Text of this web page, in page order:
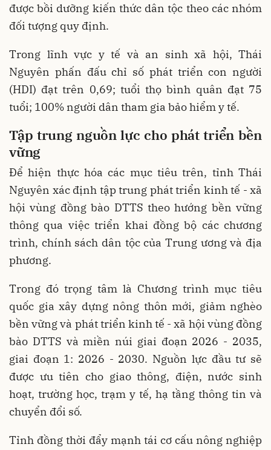
được bồi dưỡng kiến thức dân tộc theo các nhóm
đối tượng quy định.
Trong lĩnh vực y tế và an sinh xã hội, Thái
Nguyên phấn đấu chỉ số phát triển con người
(HDI) đạt trên 0,69; tuổi thọ bình quân đạt 75
tuổi; 100% người dân tham gia bảo hiểm y tế.
Tập trung nguồn lực cho phát triển bền
vững
Để hiện thực hóa các mục tiêu trên, tỉnh Thái
Nguyên xác định tập trung phát triển kinh tế - xã
hội vùng đồng bào DTTS theo hướng bền vững
thông qua việc triển khai đồng bộ các chương
trình, chính sách dân tộc của Trung ương và địa
phương.
Trong đó trọng tâm là Chương trình mục tiêu
quốc gia xây dựng nông thôn mới, giảm nghèo
bền vững và phát triển kinh tế - xã hội vùng đồng
bào DTTS và miền núi giai đoạn 2026 - 2035,
giai đoạn 1: 2026 - 2030. Nguồn lực đầu tư sẽ
được ưu tiên cho giao thông, điện, nước sinh
hoạt, trường học, trạm y tế, hạ tầng thông tin và
chuyển đổi số.
Tỉnh đồng thời đẩy mạnh tái cơ cấu nông nghiệp